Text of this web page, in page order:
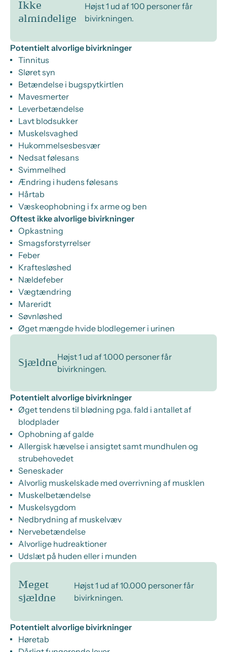
Ikke
almindelige
Højst 1 ud af 100 personer får
bivirkningen.
Potentielt alvorlige bivirkninger
Tinnitus
Sløret syn
Betændelse i bugspytkirtlen
Mavesmerter
Leverbetændelse
Lavt blodsukker
Muskelsvaghed
Hukommelsesbesvær
Nedsat følesans
Svimmelhed
Ændring i hudens følesans
Hårtab
Væskeophobning i fx arme og ben
Oftest ikke alvorlige bivirkninger
Opkastning
Smagsforstyrrelser
Feber
Kraftesløshed
Nældefeber
Vægtændring
Mareridt
Søvnløshed
Øget mængde hvide blodlegemer i urinen
Sjældne
Højst 1 ud af 1.000 personer får
bivirkningen.
Potentielt alvorlige bivirkninger
Øget tendens til blødning pga. fald i antallet af
blodplader
Ophobning af galde
Allergisk hævelse i ansigtet samt mundhulen og
strubehovedet
Seneskader
Alvorlig muskelskade med overrivning af musklen
Muskelbetændelse
Muskelsygdom
Nedbrydning af muskelvæv
Nervebetændelse
Alvorlige hudreaktioner
Udslæt på huden eller i munden
Meget
sjældne
Højst 1 ud af 10.000 personer får
bivirkningen.
Potentielt alvorlige bivirkninger
Høretab